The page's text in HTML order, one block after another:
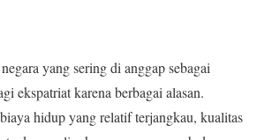
yang sering di anggap sebagai
ekspatriat karena berbagai alasan.
hidup yang relatif terjangkau, kualitas